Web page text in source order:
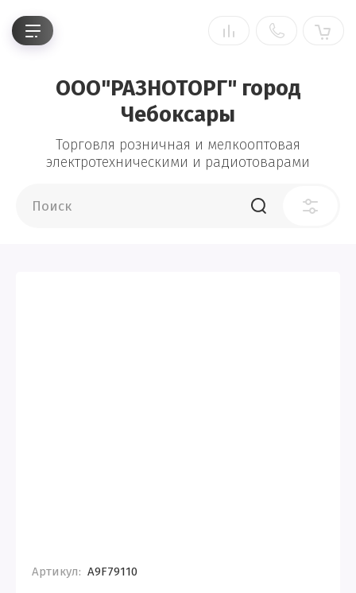
ООО"РАЗНОТОРГ" город
Чебоксары
Торговля розничная и мелкооптовая
электротехническими и радиотоварами
Артикул: A9F79110